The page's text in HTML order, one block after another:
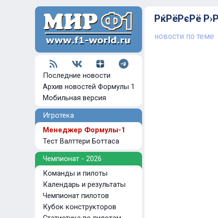
Последние новости
Архив новостей Формулы 1
Мобильная версия
Игротека
Менеджер Формулы-1
Тест Валттери Боттаса
Чемпионат - 2026
Команды и пилоты
Календарь и результаты
Чемпионат пилотов
Кубок конструкторов
РќРёРєРё
новости по теме